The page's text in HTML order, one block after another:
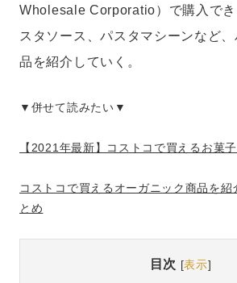
Wholesale Corporatio）で購入で
スタソース、パスタマシーンなど
品を紹介していく。
▼併せて読みたい▼
【2021年最新】コストコで買えるお菓
コストコで買えるオーガニック商品を紹
とめ
目次 [表示]